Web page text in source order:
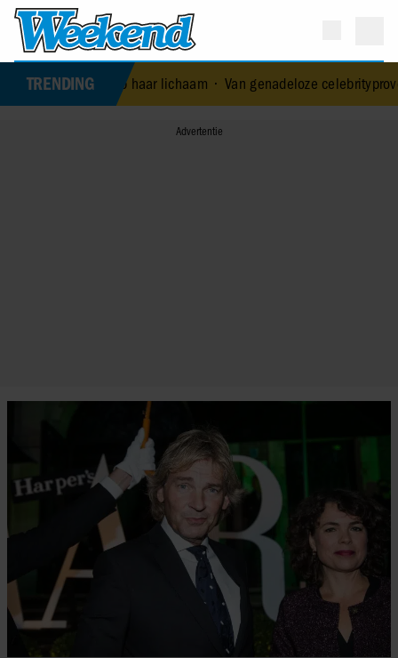
TRENDING
op haar lichaam • Van genadeloze celebrityprovocateur tot